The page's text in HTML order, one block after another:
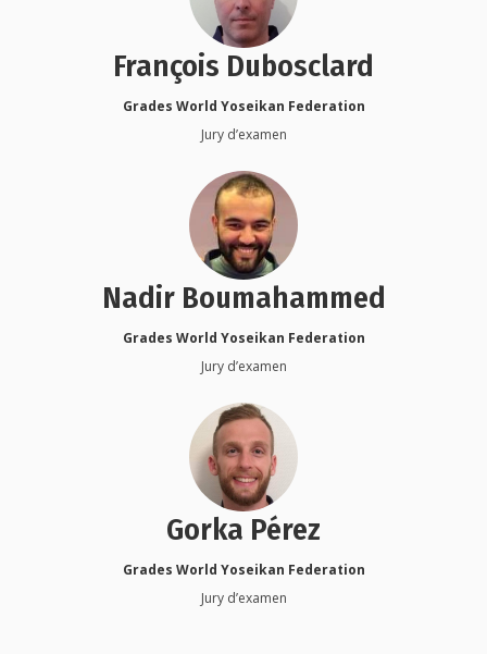
François Dubosclard
Grades World Yoseikan Federation
Jury d’examen
Nadir Boumahammed
Grades World Yoseikan Federation
Jury d’examen
Gorka Pérez
Grades World Yoseikan Federation
Jury d’examen